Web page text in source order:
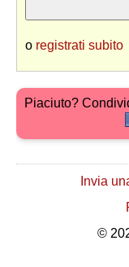
o registrati subito
Piaciuto?
Invia
©